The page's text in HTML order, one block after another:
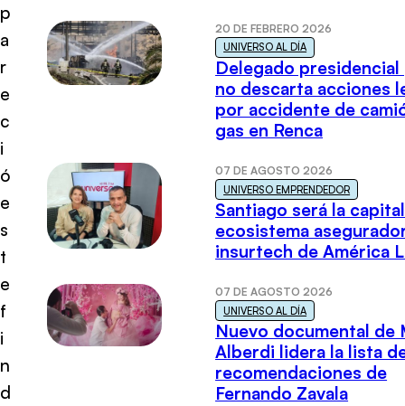
p
a
r
e
c
i
ó
e
s
t
e
f
i
n
d
20 DE FEBRERO 2026
UNIVERSO AL DÍA
Delegado presidencial
no descarta acciones
por accidente de
gas en Renca
07 DE AGOSTO 2026
UNIVERSO EMPRENDEDOR
Santiago será la
ecosistema
insurtech de América
07 DE AGOSTO 2026
UNIVERSO AL DÍA
Nuevo documental de
Alberdi lidera la lista
recomendaciones de
Fernando Zavala